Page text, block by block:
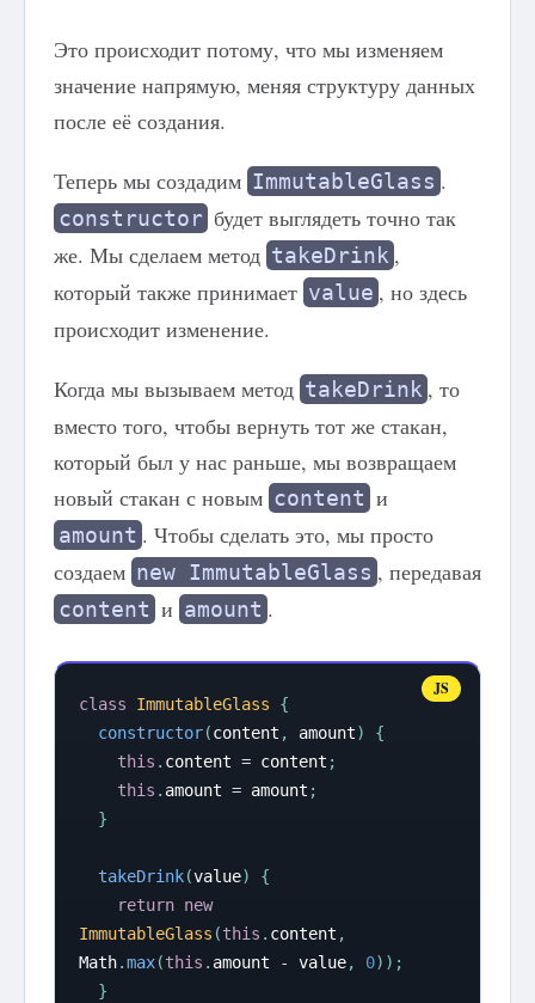
Это происходит потому, что мы изменяем
значение напрямую, меняя структуру данных
после её создания.
Теперь мы создадим ImmutableGlass .
constructor будет выглядеть точно так
же. Мы сделаем метод takeDrink ,
который также принимает value , но здесь
происходит изменение.
Когда мы вызываем метод takeDrink , то
вместо того, чтобы вернуть тот же стакан,
который был у нас раньше, мы возвращаем
новый стакан с новым content и
amount . Чтобы сделать это, мы просто
создаем new ImmutableGlass , передавая
content и amount .
class ImmutableGlass
{
constructor(content , amount)
{
this . content = content ;
this . amount = amount ;
}
takeDrink(value)
{
return new
ImmutableGlass (this . content ,
Math.max(this . amount - value, 0) ) ;
}